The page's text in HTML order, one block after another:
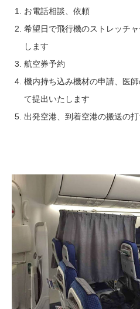
お電話相談、依頼
希望日で飛行機のストレッチ
します
航空券予約
機内持ち込み機材の申請、医
て提出いたします
出発空港、到着空港の搬送の